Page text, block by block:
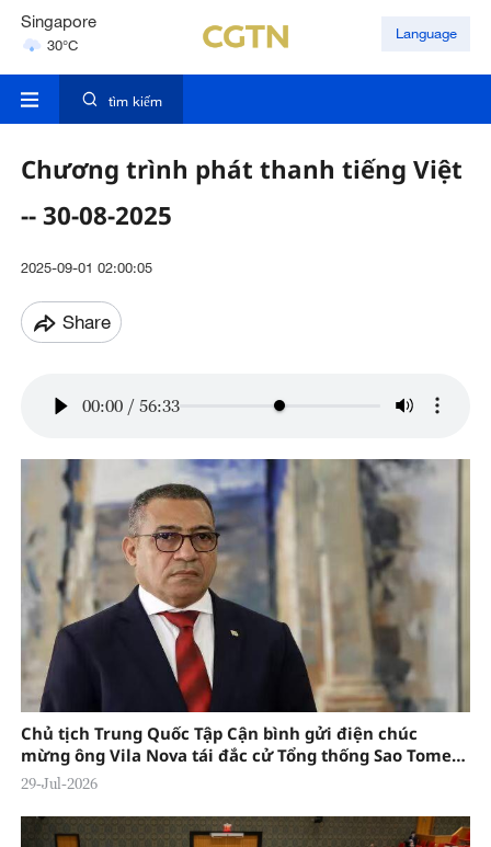
Singapore
30°C
Language
tìm kiếm
Chương trình phát thanh tiếng Việt
-- 30-08-2025
2025-09-01 02:00:05
Share
00:00 / 56:33
Chủ tịch Trung Quốc Tập Cận bình gửi điện chúc
mừng ông Vila Nova tái đắc cử Tổng thống Sao Tome
và Principe Carlos
29-Jul-2026